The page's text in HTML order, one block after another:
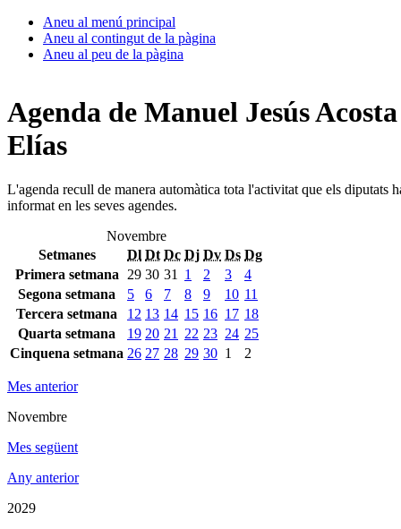
Aneu al menú principal
Aneu al contingut de la pàgina
Aneu al peu de la pàgina
Agenda de Manuel Jesús Acosta
Elías
L'agenda recull de manera automàtica tota l'activitat que els diputats
informat en les seves agendes.
Novembre
Setmanes
Dl Dt Dc Dj Dv Ds Dg
Primera setmana
29 30 31 1 2 3
4
Segona setmana
5 6 7 8 9 10 11
Tercera setmana
12 13 14 15 16 17 18
Quarta setmana
19 20 21 22 23 24 25
Cinquena setmana 26 27 28 29 30 1 2
Mes anterior
Novembre
Mes següent
Any anterior
2029